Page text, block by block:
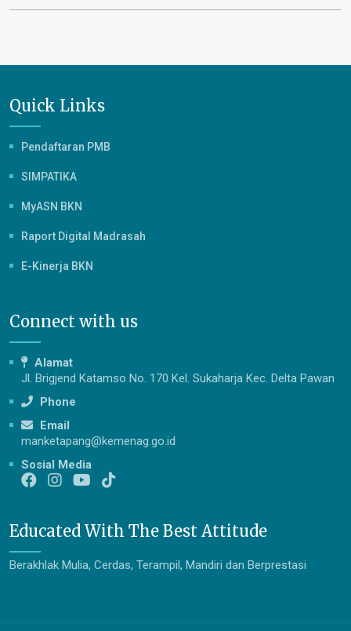
Quick Links
Pendaftaran PMB
SIMPATIKA
MyASN BKN
Raport Digital Madrasah
E-Kinerja BKN
Connect with us
Alamat
Jl. Brigjend Katamso No. 170 Kel. Sukaharja Kec. Delta Pawan
Phone
Email
manketapang@kemenag.go.id
Sosial Media
Educated With The Best Attitude
Berakhlak Mulia, Cerdas, Terampil, Mandiri dan Berprestasi